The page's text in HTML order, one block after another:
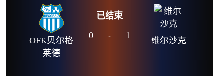
OFK贝尔格
莱德
0 - 1
已结束
维尔沙克